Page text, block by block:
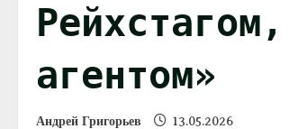
агентом»
Андрей Григорьев 13.05.2026